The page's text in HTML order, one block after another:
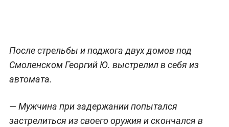
После стрельбы и поджога двух домов под
Смоленском Георгий Ю. выстрелил в себя из
автомата.
— Мужчина при задержании попытался
застрелиться из своего оружия и скончался в